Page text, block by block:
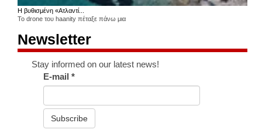
Η βυθισμένη «Ατλαντί...
Το drone του haanity πέταξε πάνω μια
Newsletter
Stay informed on our latest news!
E-mail*
Subscribe